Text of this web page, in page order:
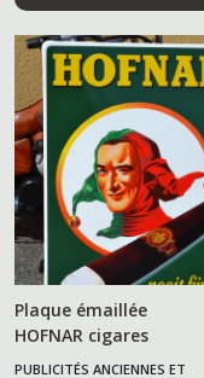
Plaque émaillée
HOFNAR cigares
PUBLICITÉS ANCIENNES ET